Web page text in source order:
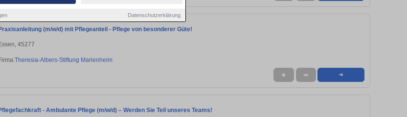
Datenschutzerklärung
(m/w/d) mit Pflegeanteil - Pflege von besonderer Güte!
45277
Theresia-Albers-Stiftung Marienheim
★ ➦ ➜
- Ambulante Pflege (m/w/d) – Werden Sie Teil unseres Teams!